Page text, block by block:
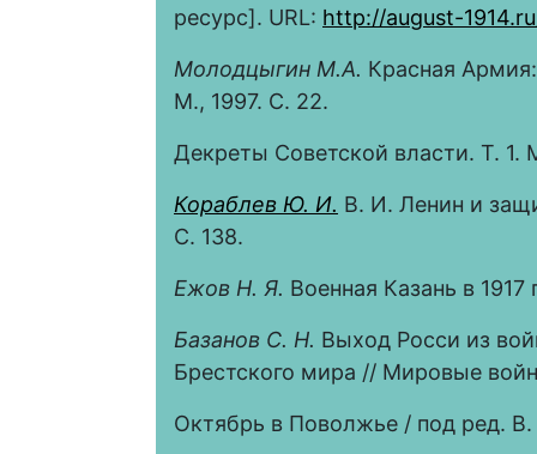
ресурс]. URL: http://august-
Молодцыгин М.А. Красная
М., 1997. С. 22.
Декреты Советской власти. Т. 1.
Кораблев Ю. И. В. И. Ленин и
С. 138.
Ежов Н. Я. Военная Казань в 1917
Базанов С. Н. Выход Росси из
Брестского мира // Мировые
Октябрь в Поволжье / под ред.